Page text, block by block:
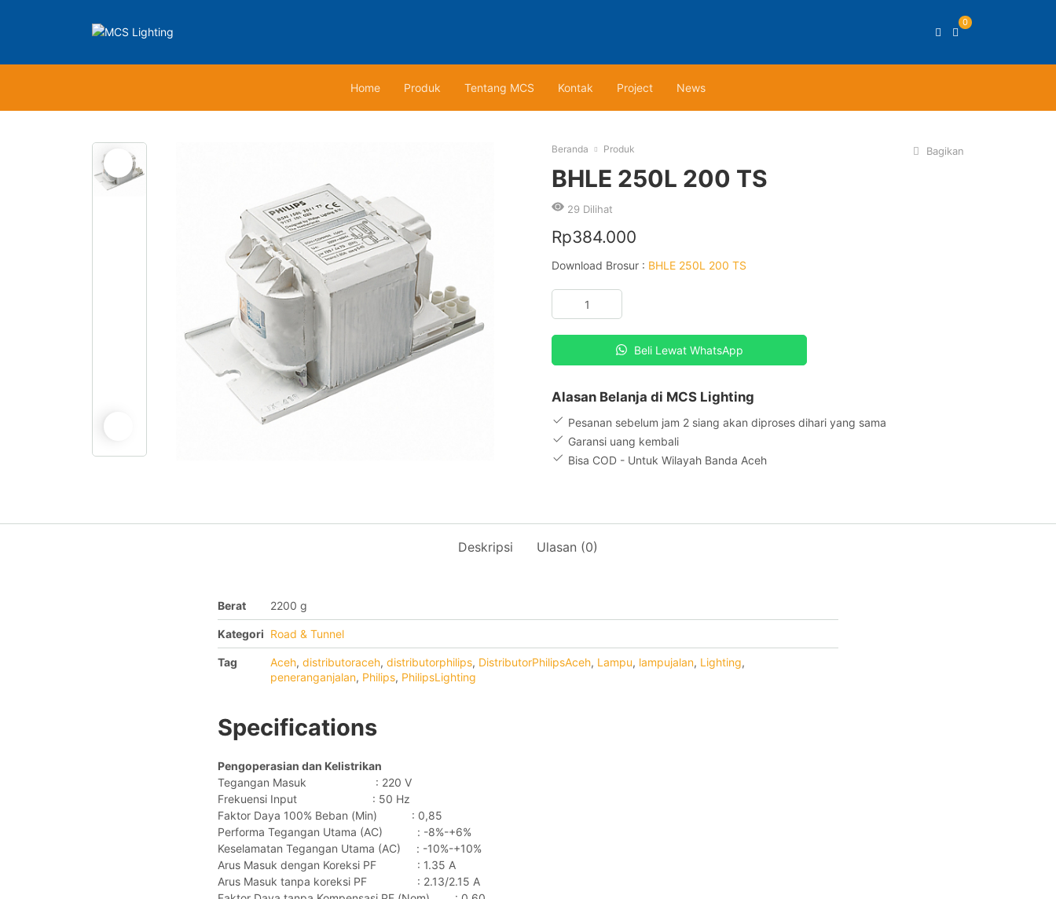
0
Home Produk Tentang MCS Kontak Project News
Beranda Produk
BHLE 250L 200 TS
29 Dilihat
Rp384.000
Download Brosur : BHLE 250L 200 TS
TS
Beli Lewat WhatsApp
Alasan Belanja di MCS Lighting
Pesanan sebelum jam 2 siang akan diproses dihari yang sama
Garansi uang kembali
Bisa COD - Untuk Wilayah Banda Aceh
Bagikan
Deskripsi Ulasan (0)
Berat 2200 g
Kategori Road & Tunnel
Tag Aceh, distributoraceh, distributorphilips, DistributorPhilipsAceh, Lampu, lampujalan, Lighting,
peneranganjalan, Philips, PhilipsLighting
Specifications
Pengoperasian dan Kelistrikan
Tegangan Masuk : 220 V
Frekuensi Input : 50 Hz
Faktor Daya 100% Beban (Min) : 0,85
Performa Tegangan Utama (AC) : -8%-+6%
Keselamatan Tegangan Utama (AC) : -10%-+10%
Arus Masuk dengan Koreksi PF : 1.35 A
Arus Masuk tanpa koreksi PF : 2.13/2.15 A